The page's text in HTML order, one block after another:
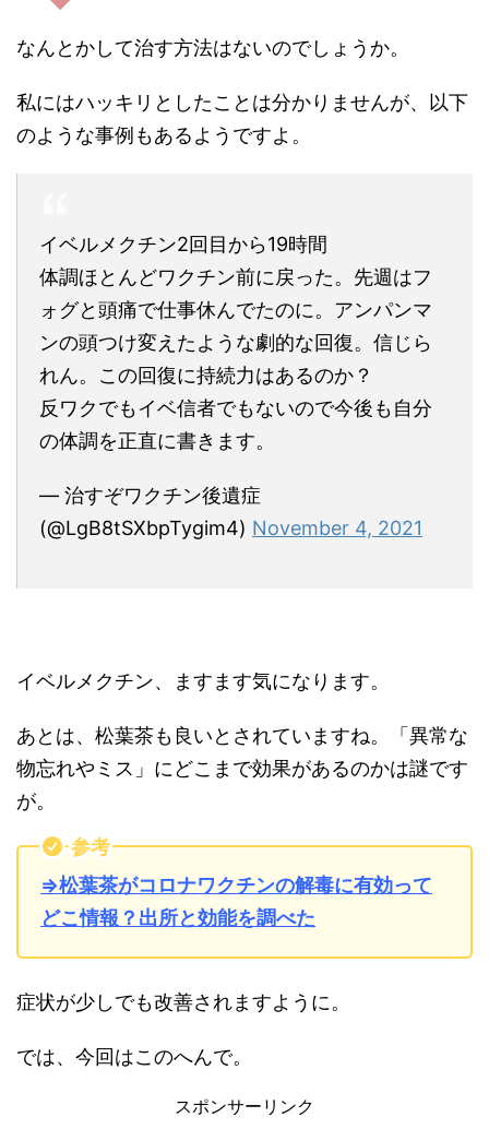
なんとかして治す方法はないのでしょうか。
私にはハッキリとしたことは分かりませんが、以下
のような事例もあるようですよ。
イベルメクチン2回目から19時間
体調ほとんどワクチン前に戻った。先週はフ
ォグと頭痛で仕事休んでたのに。アンパンマ
ンの頭つけ変えたような劇的な回復。信じら
れん。この回復に持続力はあるのか？
反ワクでもイベ信者でもないので今後も自分
の体調を正直に書きます。
— 治すぞワクチン後遺症
(@LgB8tSXbpTygim4) November 4, 2021
イベルメクチン、ますます気になります。
あとは、松葉茶も良いとされていますね。「異常な
物忘れやミス」にどこまで効果があるのかは謎です
が。
参考
⇒松葉茶がコロナワクチンの解毒に有効って
どこ情報？出所と効能を調べた
症状が少しでも改善されますように。
では、今回はこのへんで。
スポンサーリンク